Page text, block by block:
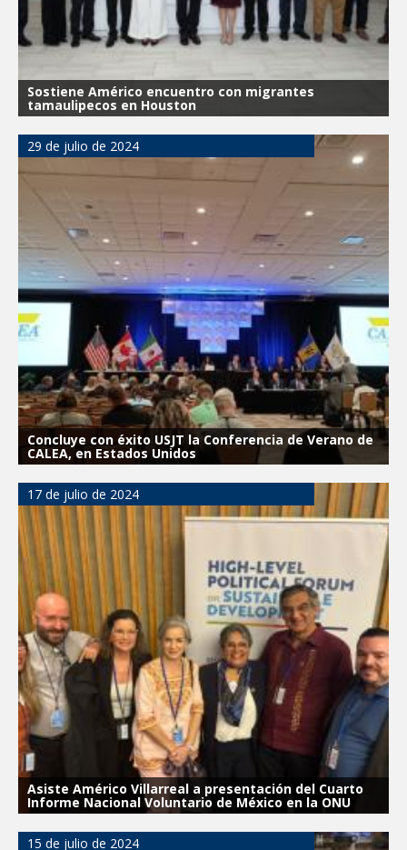
Sostiene Américo encuentro con migrantes
tamaulipecos en Houston
29 de julio de 2024
Concluye con éxito USJT la Conferencia de Verano de
CALEA, en Estados Unidos
17 de julio de 2024
Asiste Américo Villarreal a presentación del Cuarto
Informe Nacional Voluntario de México en la ONU
15 de julio de 2024